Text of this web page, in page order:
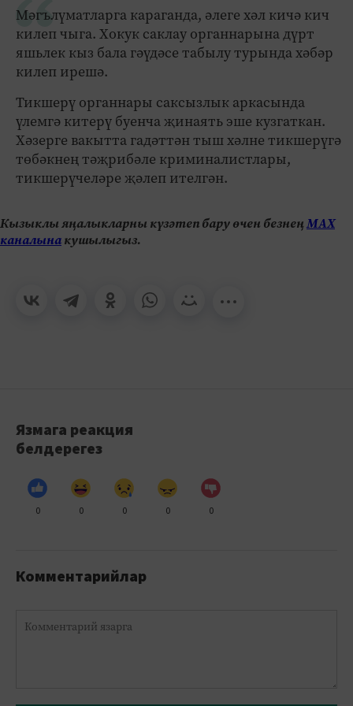
Мәгълүматларга караганда, әлеге хәл кичә кич
килеп чыга. Хокук саклау органнарына дүрт
яшьлек кыз бала гәүдәсе табылу турында хәбәр
килеп ирешә.
Тикшерү органнары саксызлык аркасында
үлемгә китерү буенча җинаять эше кузгаткан.
Хәзерге вакытта гадәттән тыш хәлне тикшерүгә
төбәкнең тәҗрибәле криминалистлары,
тикшерүчеләре җәлеп ителгән.
Кызыклы яңалыкларны күзәтеп бару өчен безнеңМАХ
каналынакушылыгыз.
Язмага реакция
белдерегез
0 0 0 0 0
Комментарийлар